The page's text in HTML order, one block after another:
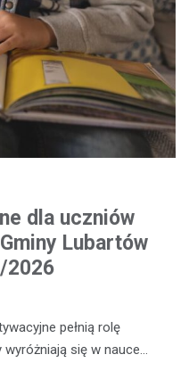
dla uczniów
Lubartów
2026
pełnią rolę
wyróżniają się w nauce…